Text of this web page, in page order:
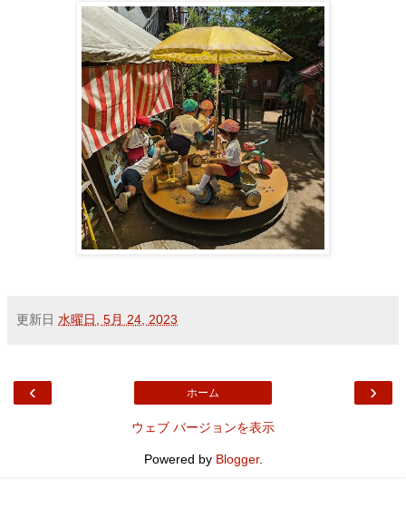
更新日 水曜日, 5月 24, 2023
‹ ›
ホーム
ウェブ バージョンを表示
Powered by Blogger.